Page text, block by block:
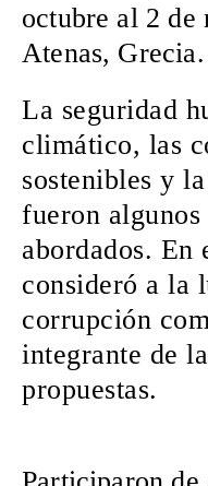
octubre al 2 de
Atenas, Grecia.
La seguridad
climático, las
sostenibles y
fueron algunos
abordados. En
consideró a la
corrupción
integrante de
propuestas.